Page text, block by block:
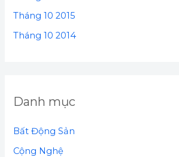
Tháng 10 2015
Tháng 10 2014
Danh mục
Bất Động Sản
Cộng Nghệ